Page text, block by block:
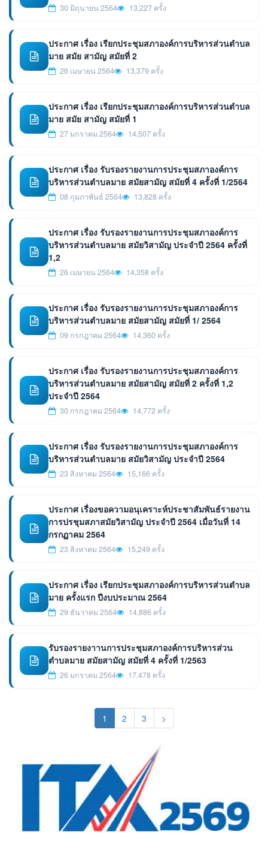
30 มิถุนายน 2564 13,227 ครั้ง
ประกาศ เรื่อง เรียกประชุมสภาองค์การบริหารส่วนตำบล
มาย สมัย สามัญ สมัยที่ 2
26 เมษายน 2564 13,379 ครั้ง
ประกาศ เรื่อง เรียกประชุมสภาองค์การบริหารส่วนตำบล
มาย สมัย สามัญ สมัยที่ 1
27 มกราคม 2564 14,507 ครั้ง
ประกาศ เรื่อง รับรองรายงานการประชุมสภาองค์การ
บริหารส่วนตำบลมาย สมัยสามัญ สมัยที่ 4 ครั้งที่ 1/2564
08 กุมภาพันธ์ 2564 13,828 ครั้ง
ประกาศ เรื่อง รับรองรายงานการประชุมสภาองค์การ
บริหารส่วนตำบลมาย สมัยวิสามัญ ประจำปี 2564 ครั้งที่
1,2
26 เมษายน 2564 14,358 ครั้ง
ประกาศ เรื่อง รับรองรายงานการประชุมสภาองค์การ
บริหารส่วนตำบลมาย สมัยสามัญ สมัยที่ 1/ 2564
09 กรกฎาคม 2564 14,360 ครั้ง
ประกาศ เรื่อง รับรองรายงานการประชุมสภาองค์การ
บริหารส่วนตำบลมาย สมัยสามัญ สมัยที่ 2 ครั้งที่ 1,2
ประจำปี 2564
30 กรกฎาคม 2564 14,772 ครั้ง
ประกาศ เรื่อง รับรองรายงานการประชุมสภาองค์การ
บริหารส่วนตำบลมาย สมัยวิสามัญ ประจำปี 2564
23 สิงหาคม 2564 15,166 ครั้ง
ประกาศ เรื่องขอความอนุเคราะห์ประชาสัมพันธ์รายงาน
การปรชุมสภาสมัยวิสามัญ ประจำปี 2564 เมื่อวันที่ 14
กรกฏาคม 2564
23 สิงหาคม 2564 15,249 ครั้ง
ประกาศ เรื่อง เรียกประชุมสภาองค์การบริหารส่วนตำบล
มาย ครั้งแรก ปีงบประมาณ 2564
29 ธันวาคม 2564 14,886 ครั้ง
รับรองรายงาานการประชุมสภาองค์การบริหารส่วน
ตำบลมาย สมัยสามัญ สมัยที่ 4 ครั้งที่ 1/2563
26 มกราคม 2564 17,478 ครั้ง
1 (current)
2 3 >